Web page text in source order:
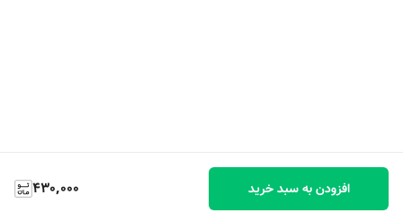
430,000 افزودن به سبد خرید